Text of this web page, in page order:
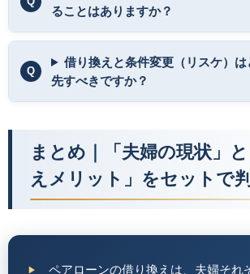
ることはありますか？
借り換えと条件変更（リスケ）は
先すべきですか？
まとめ｜「夫婦の現状」
えメリット」をセットで
ペアローンの借り換えは、夫婦それ